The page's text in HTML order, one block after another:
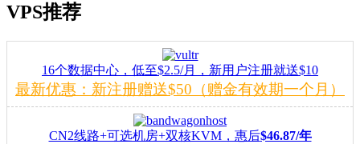
VPS推荐
16个数据中心，低至$2.5/月，新用户注册就送$10
最新优惠：新注册赠送$50（赠金有效期一个月）
CN2线路+可选机房+双核KVM，惠后$46.87/年